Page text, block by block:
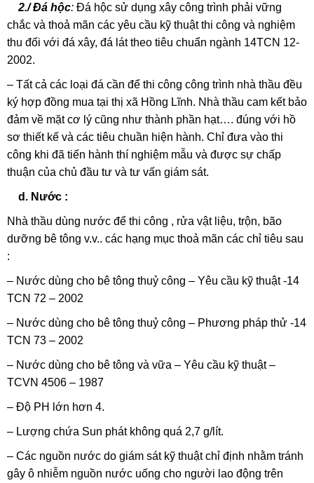
2./ Đá hộc:Đá hộc sử dụng xây công trình phải vững
chắc và thoả mãn các yêu cầu kỹ thuật thi công và nghiệm
thu đối với đá xây, đá lát theo tiêu chuẩn ngành 14TCN 12-
2002.
– Tất cả các loại đá cần để thi công công trình nhà thầu đều
ký hợp đồng mua tại thị xã Hồng Lĩnh. Nhà thầu cam kết bảo
đảm về mặt cơ lý cũng như thành phần hạt…. đúng với hồ
sơ thiết kế và các tiêu chuần hiện hành. Chỉ đưa vào thi
công khi đã tiến hành thí nghiệm mẫu và được sự chấp
thuận của chủ đầu tư và tư vấn giám sát.
d. Nước :
Nhà thầu dùng nước để thi công , rửa vật liệu, trộn, bão
dưỡng bê tông v.v.. các hạng mục thoả mãn các chỉ tiêu sau
:
– Nước dùng cho bê tông thuỷ công – Yêu cầu kỹ thuật -14
TCN 72 – 2002
– Nước dùng cho bê tông thuỷ công – Phương pháp thử -14
TCN 73 – 2002
– Nước dùng cho bê tông và vữa – Yêu cầu kỹ thuật –
TCVN 4506 – 1987
– Độ PH lớn hơn 4.
– Lượng chứa Sun phát không quá 2,7 g/lít.
– Các nguồn nước do giám sát kỹ thuật chỉ định nhằm tránh
gây ô nhiễm nguồn nước uống cho người lao động trên